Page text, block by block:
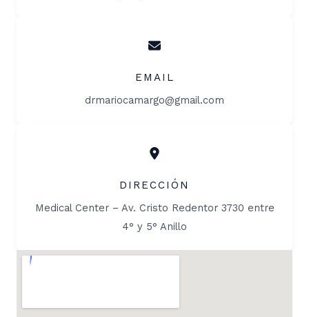
EMAIL
drmariocamargo@gmail.com
DIRECCIÓN
Medical Center – Av. Cristo Redentor 3730 entre
4° y 5° Anillo